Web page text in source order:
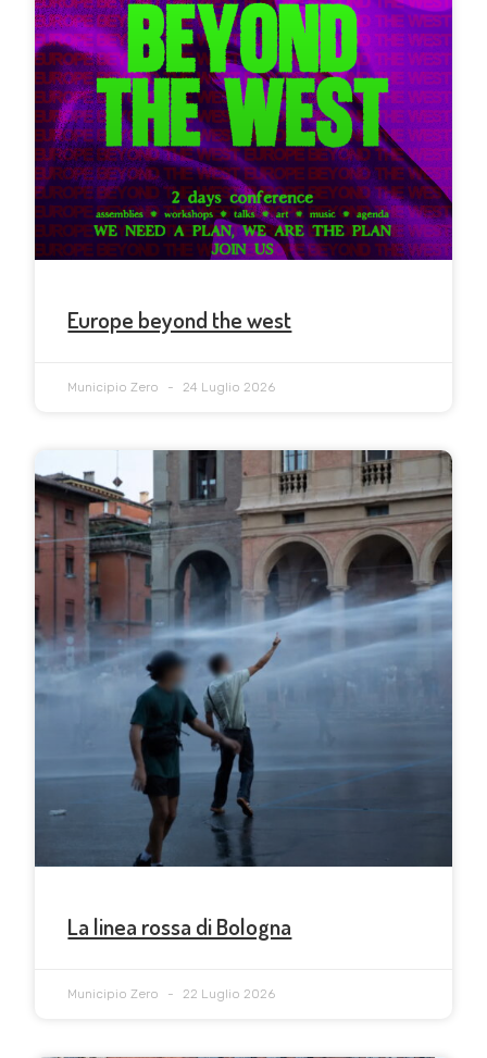
Europe beyond the west
Municipio Zero 24 Luglio 2026
La linea rossa di Bologna
Municipio Zero 22 Luglio 2026